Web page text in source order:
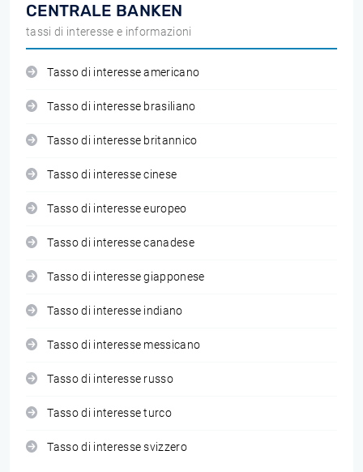
CENTRALE BANKEN
tassi di interesse e informazioni
Tasso di interesse americano
Tasso di interesse brasiliano
Tasso di interesse britannico
Tasso di interesse cinese
Tasso di interesse europeo
Tasso di interesse canadese
Tasso di interesse giapponese
Tasso di interesse indiano
Tasso di interesse messicano
Tasso di interesse russo
Tasso di interesse turco
Tasso di interesse svizzero